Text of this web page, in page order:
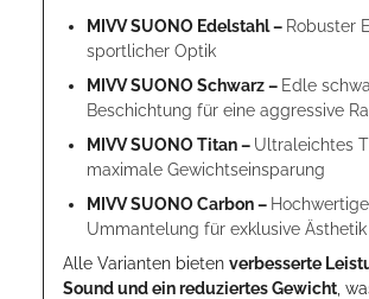
MIVV SUONO Edelstahl – Robuster
sportlicher Optik
MIVV SUONO Schwarz – Edle
Beschichtung für eine aggressive
MIVV SUONO Titan – Ultraleichtes
maximale Gewichtseinsparung
MIVV SUONO Carbon –
Ummantelung für exklusive Ästhetik
Alle Varianten bieten verbesserte
Sound und ein reduziertes Gewicht ,